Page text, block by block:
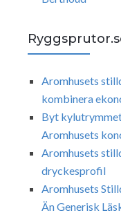
Aromhusets
kombinera
Byt
Aromhusets
Aromhusets
dryckesprofil
Aromhusets
Än Generisk